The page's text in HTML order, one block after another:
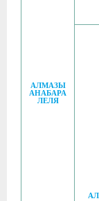
АЛМАЗЫ
АНАБАРА
ЛЕЛЯ